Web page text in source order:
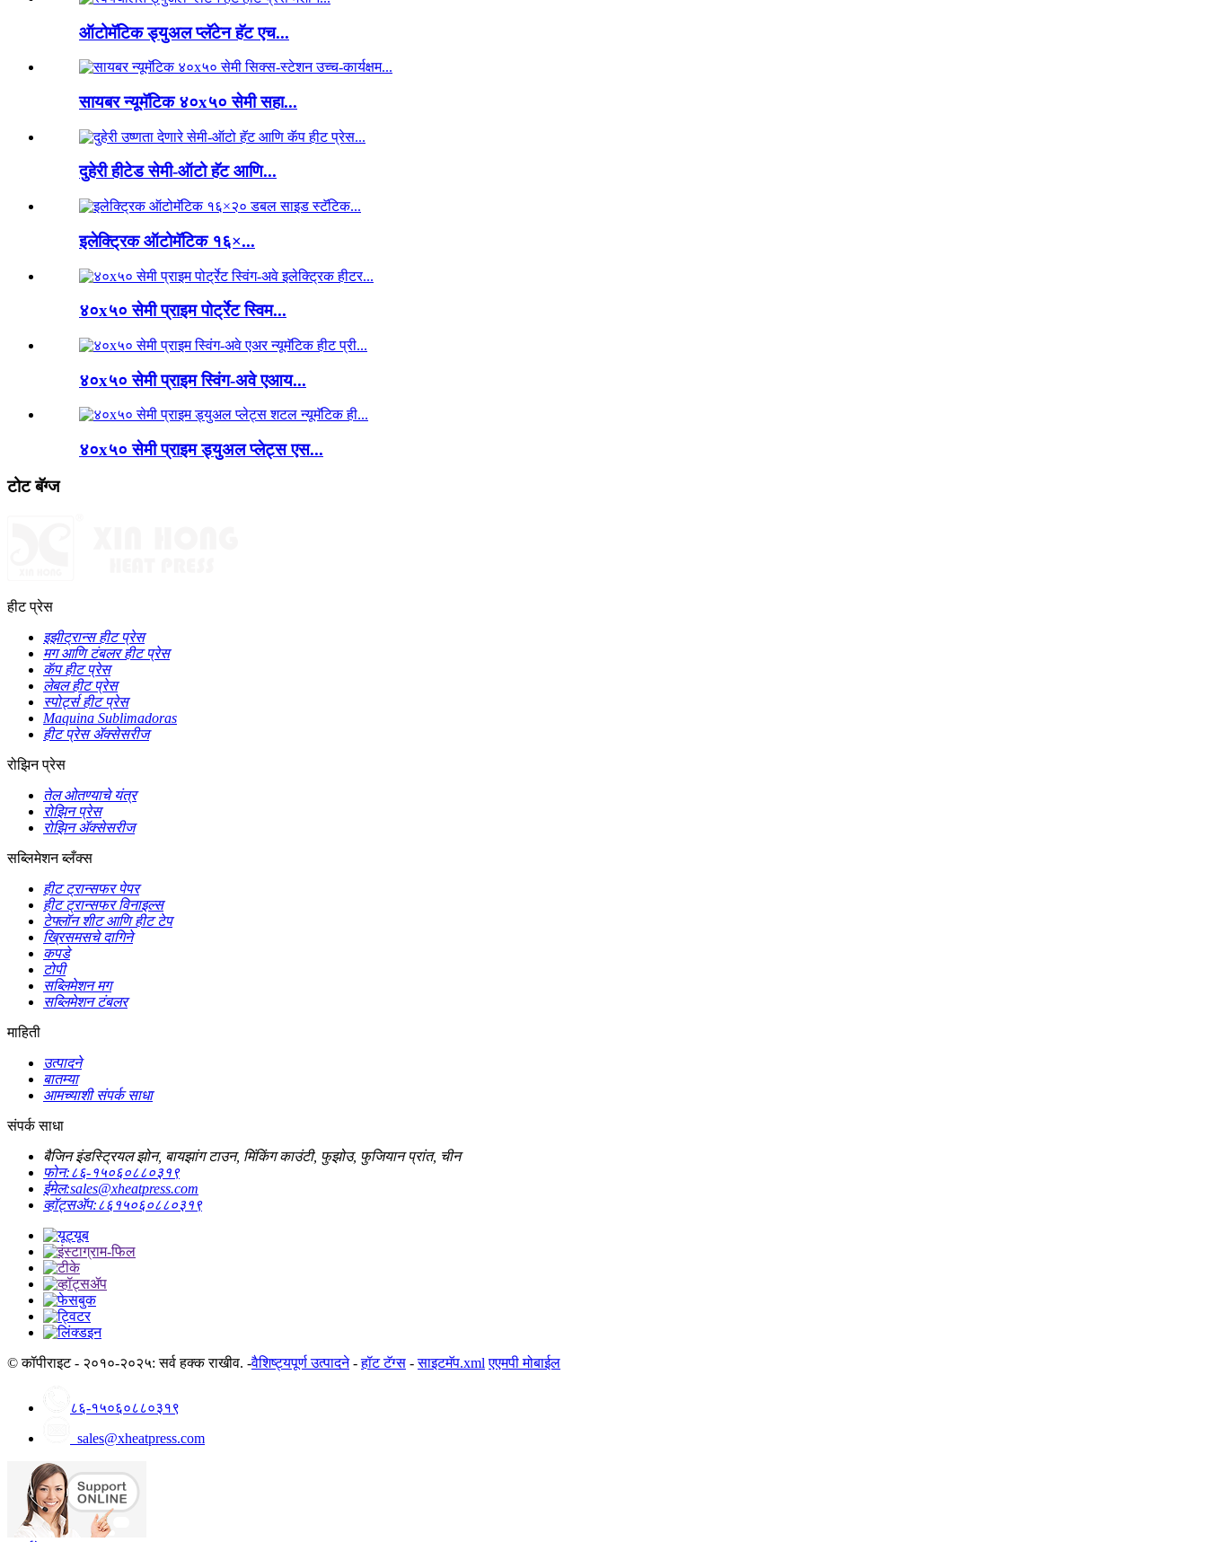
ऑटोमॅटिक ड्युअल प्लॅटेन हॅट एच...
सायबर न्यूमॅटिक ४०x५० सेमी सहा...
दुहेरी हीटेड सेमी-ऑटो हॅट आणि...
इलेक्ट्रिक ऑटोमॅटिक १६×...
४०x५० सेमी प्राइम पोर्ट्रेट स्विम...
४०x५० सेमी प्राइम स्विंग-अवे एआय...
४०x५० सेमी प्राइम ड्युअल प्लेट्स एस...
टोट बॅग्ज
हीट प्रेस
इझीट्रान्स हीट प्रेस
मग आणि टंबलर हीट प्रेस
कॅप हीट प्रेस
लेबल हीट प्रेस
स्पोर्ट्स हीट प्रेस
Maquina Sublimadoras
हीट प्रेस ॲक्सेसरीज
रोझिन प्रेस
तेल ओतण्याचे यंत्र
रोझिन प्रेस
रोझिन ॲक्सेसरीज
सब्लिमेशन ब्लँक्स
हीट ट्रान्सफर पेपर
हीट ट्रान्सफर विनाइल्स
टेफ्लॉन शीट आणि हीट टेप
ख्रिसमसचे दागिने
कपडे
टोपी
सब्लिमेशन मग
सब्लिमेशन टंबलर
माहिती
उत्पादने
बातम्या
आमच्याशी संपर्क साधा
संपर्क साधा
बैजिन इंडस्ट्रियल झोन, बायझांग टाउन, मिंकिंग काउंटी, फुझोउ, फुजियान प्रांत, चीन
फोन:८६-१५०६०८८०३१९
ईमेल:sales@xheatpress.com
व्हॉट्सॲप:८६१५०६०८८०३१९
© कॉपीराइट - २०१०-२०२५: सर्व हक्क राखीव. -वैशिष्ट्यपूर्ण उत्पादने-हॉट टॅग्स -साइटमॅप.xml एएमपी मोबाईल
८६-१५०६०८८०३१९
sales@xheatpress.com